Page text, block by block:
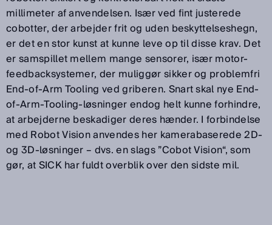
millimeter af anvendelsen. Især ved fint justerede
cobotter, der arbejder frit og uden beskyttelseshegn,
er det en stor kunst at kunne leve op til disse krav. Det
er samspillet mellem mange sensorer, især motor-
feedbacksystemer, der muliggør sikker og problemfri
End-of-Arm Tooling ved griberen. Snart skal nye End-
of-Arm-Tooling-løsninger endog helt kunne forhindre,
at arbejderne beskadiger deres hænder. I forbindelse
med Robot Vision anvendes her kamerabaserede 2D-
og 3D-løsninger – dvs. en slags ”Cobot Vision“, som
gør, at SICK har fuldt overblik over den sidste mil.